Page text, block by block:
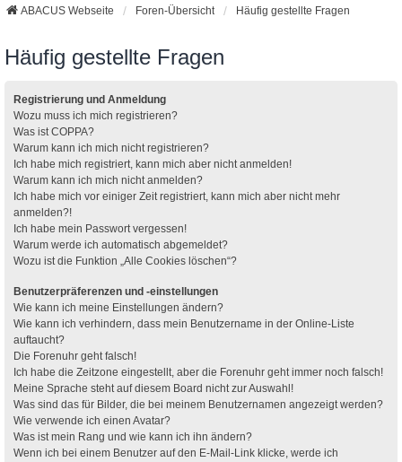
ABACUS Webseite Foren-Übersicht Häufig gestellte Fragen
Häufig gestellte Fragen
Registrierung und Anmeldung
Wozu muss ich mich registrieren?
Was ist COPPA?
Warum kann ich mich nicht registrieren?
Ich habe mich registriert, kann mich aber nicht anmelden!
Warum kann ich mich nicht anmelden?
Ich habe mich vor einiger Zeit registriert, kann mich aber nicht mehr
anmelden?!
Ich habe mein Passwort vergessen!
Warum werde ich automatisch abgemeldet?
Wozu ist die Funktion „Alle Cookies löschen“?
Benutzerpräferenzen und -einstellungen
Wie kann ich meine Einstellungen ändern?
Wie kann ich verhindern, dass mein Benutzername in der Online-Liste
auftaucht?
Die Forenuhr geht falsch!
Ich habe die Zeitzone eingestellt, aber die Forenuhr geht immer noch falsch!
Meine Sprache steht auf diesem Board nicht zur Auswahl!
Was sind das für Bilder, die bei meinem Benutzernamen angezeigt werden?
Wie verwende ich einen Avatar?
Was ist mein Rang und wie kann ich ihn ändern?
Wenn ich bei einem Benutzer auf den E-Mail-Link klicke, werde ich